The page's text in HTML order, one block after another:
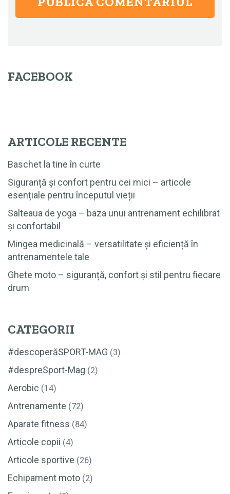
FACEBOOK
ARTICOLE RECENTE
Baschet la tine în curte
Siguranță și confort pentru cei mici – articole
esențiale pentru începutul vieții
Salteaua de yoga – baza unui antrenament echilibrat
și confortabil
Mingea medicinală – versatilitate și eficiență în
antrenamentele tale
Ghete moto – siguranță, confort și stil pentru fiecare
drum
CATEGORII
#descoperăSPORT-MAG (3)
#despreSport-Mag (2)
Aerobic (14)
Antrenamente (72)
Aparate fitness (84)
Articole copii (4)
Articole sportive (26)
Echipament moto (2)